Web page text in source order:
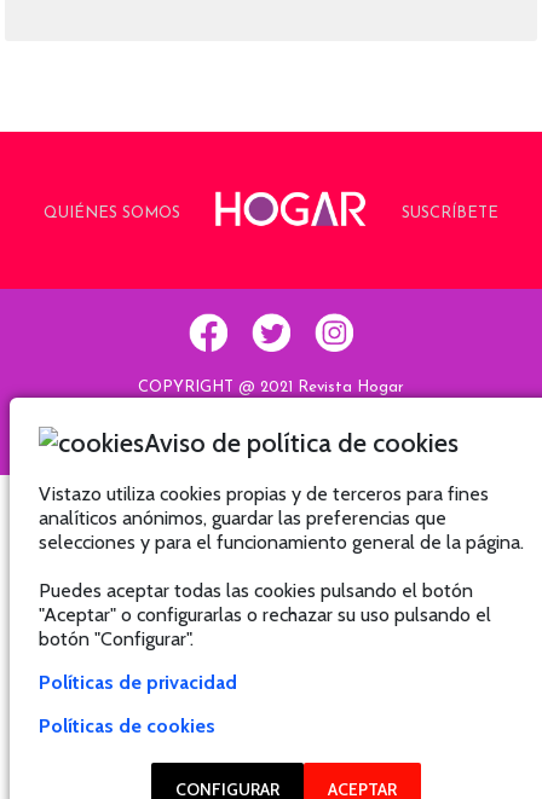
QUIÉNES SOMOS SUSCRÍBETE
COPYRIGHT @ 2021 Revista Hogar
Aviso de política de cookies
Vistazo utiliza cookies propias y de terceros para fines
analíticos anónimos, guardar las preferencias que
selecciones y para el funcionamiento general de la página.
Puedes aceptar todas las cookies pulsando el botón
"Aceptar" o configurarlas o rechazar su uso pulsando el
botón "Configurar".
Políticas de privacidad
Políticas de cookies
CONFIGURAR ACEPTAR